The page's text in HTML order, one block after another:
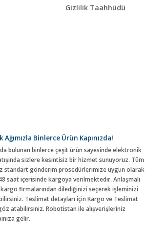
Gizlilik Taahhüdü
Ağımızla Binlerce Ürün Kapınızda!
bulunan binlerce çeşit ürün sayesinde elektronik
sizlere kesintisiz bir hizmet sunuyoruz. Tüm
standart gönderim prosedürlerimize uygun olarak
saat içerisinde kargoya verilmektedir. Anlaşmalı
firmalarından dilediğinizi seçerek işleminizi
Teslimat detayları için Kargo ve Teslimat
atabilirsiniz. Robotistan ile alışverişleriniz
gelir.